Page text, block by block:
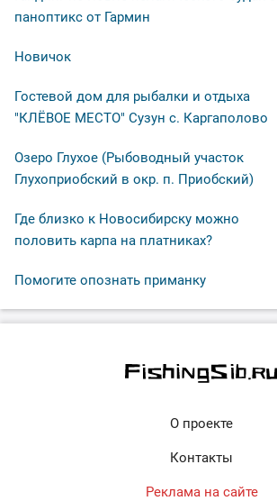
паноптикс от Гармин
Новичок
Гостевой дом для рыбалки и отдыха
"КЛЁВОЕ МЕСТО" Сузун с. Каргаполово
Озеро Глухое (Рыбоводный участок
Глухоприобский в окр. п. Приобский)
Где близко к Новосибирску можно
половить карпа на платниках?
Помогите опознать приманку
О проекте
Контакты
Реклама на сайте